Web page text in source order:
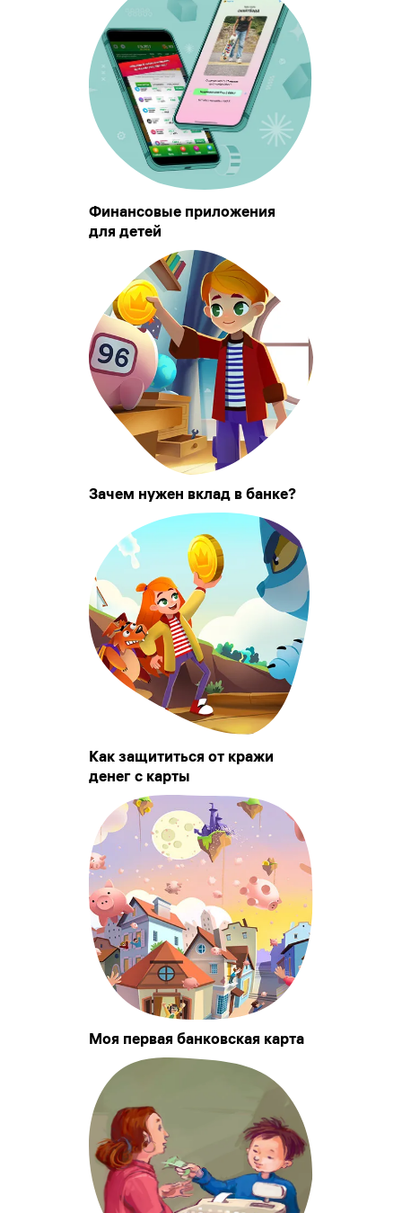
Финансовые приложения
для детей
Зачем нужен вклад в банке?
Как защититься от кражи
денег с карты
Моя первая банковская карта